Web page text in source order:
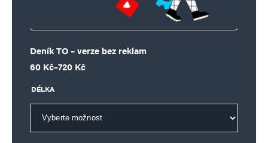
Deník TO – verze bez reklam
60 Kč–720 Kč
Rozpětí cen: 60 Kč až 720 Kč
DÉLKA